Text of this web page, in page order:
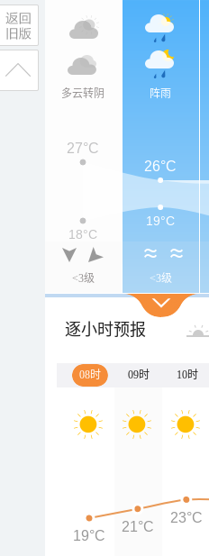
多云转阴
<3级
阵雨
<3级
27°C
26°C
18°C
19°C
逐小时预报
08时 09时 10时
19°C
21°C
23°C